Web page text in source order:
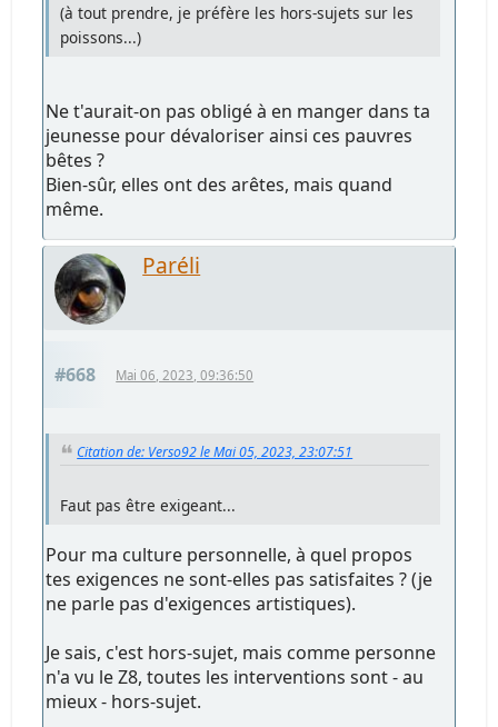
(à tout prendre, je préfère les hors-sujets sur les
poissons...)
Ne t'aurait-on pas obligé à en manger dans ta
jeunesse pour dévaloriser ainsi ces pauvres
bêtes ?
Bien-sûr, elles ont des arêtes, mais quand
même.
Paréli
#668 Mai 06, 2023, 09:36:50
Citation de: Verso92 le Mai 05, 2023, 23:07:51
Faut pas être exigeant...
Pour ma culture personnelle, à quel propos
tes exigences ne sont-elles pas satisfaites ? (je
ne parle pas d'exigences artistiques).
Je sais, c'est hors-sujet, mais comme personne
n'a vu le Z8, toutes les interventions sont - au
mieux - hors-sujet.